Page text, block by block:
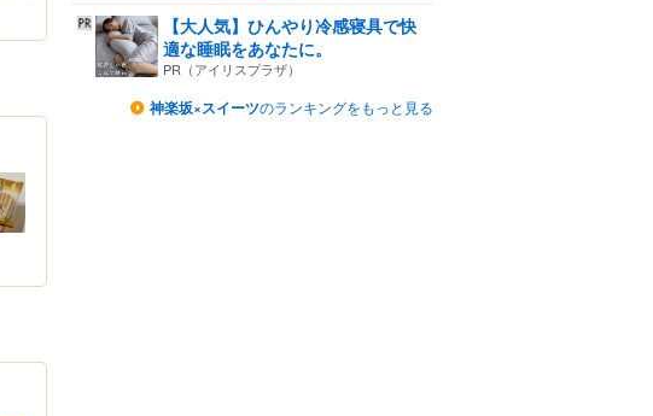
【大人気】ひんやり冷感寝具で快
適な睡眠をあなたに。
PR（アイリスプラザ）
神楽坂×スイーツのランキングをもっと見る